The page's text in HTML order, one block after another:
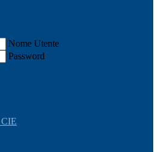
Nome Utente
Password